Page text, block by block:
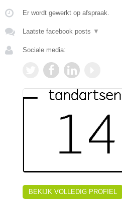
Er wordt gewerkt op afspraak.
Laatste facebook posts ▼
Sociale media:
BEKIJK VOLLEDIG PROFIEL